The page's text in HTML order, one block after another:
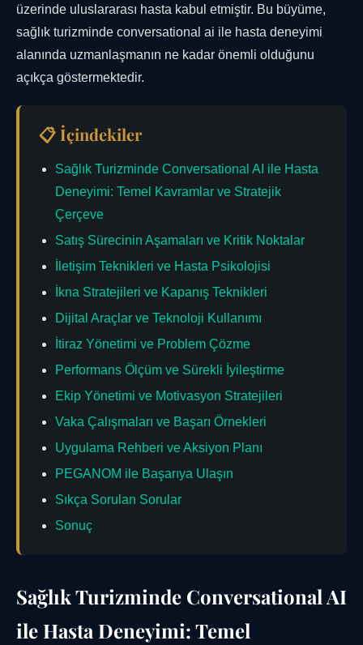
üzerinde uluslararası hasta kabul etmiştir. Bu büyüme,
sağlık turizminde conversational ai ile hasta deneyimi
alanında uzmanlaşmanın ne kadar önemli olduğunu
açıkça göstermektedir.
📋 İçindekiler
Sağlık Turizminde Conversational AI ile Hasta
Deneyimi: Temel Kavramlar ve Stratejik
Çerçeve
Satış Sürecinin Aşamaları ve Kritik Noktalar
İletişim Teknikleri ve Hasta Psikolojisi
İkna Stratejileri ve Kapanış Teknikleri
Dijital Araçlar ve Teknoloji Kullanımı
İtiraz Yönetimi ve Problem Çözme
Performans Ölçüm ve Sürekli İyileştirme
Ekip Yönetimi ve Motivasyon Stratejileri
Vaka Çalışmaları ve Başarı Örnekleri
Uygulama Rehberi ve Aksiyon Planı
PEGANOM ile Başarıya Ulaşın
Sıkça Sorulan Sorular
Sonuç
Sağlık Turizminde Conversational AI
ile Hasta Deneyimi: Temel